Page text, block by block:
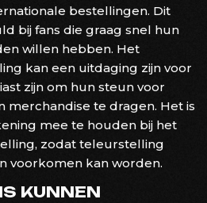
bestellingen. Dit
bij fans die graag snel hun
willen hebben. Het
kan een uitdaging zijn voor
zijn om hun steun voor
merchandise te dragen. Het is
mee te houden bij het
zodat teleurstelling
voorkomen kan worden.
KUNNEN